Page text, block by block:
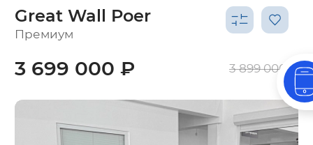
Great Wall Poer
Премиум
3 699 000 ₽ 3 899 000 ₽